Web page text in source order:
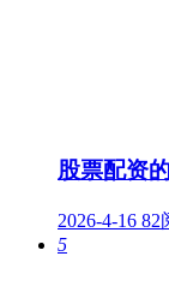
股票配资
2026-4-16 82
5